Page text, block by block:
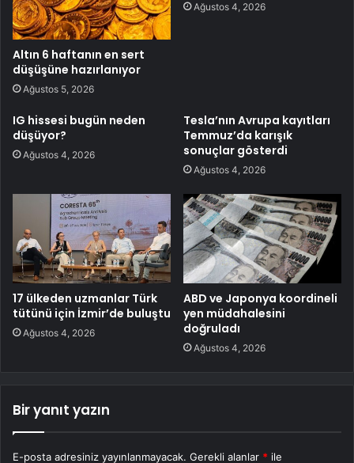
Altın 6 haftanın en sert
düşüşüne hazırlanıyor
Ağustos 5, 2026
Ağustos 4, 2026
IG hissesi bugün neden
düşüyor?
Ağustos 4, 2026
Tesla’nın Avrupa kayıtları
Temmuz’da karışık
sonuçlar gösterdi
Ağustos 4, 2026
17 ülkeden uzmanlar Türk
tütünü için İzmir’de buluştu
Ağustos 4, 2026
ABD ve Japonya koordineli
yen müdahalesini
doğruladı
Ağustos 4, 2026
Bir yanıt yazın
E-posta adresiniz yayınlanmayacak. Gerekli alanlar * ile